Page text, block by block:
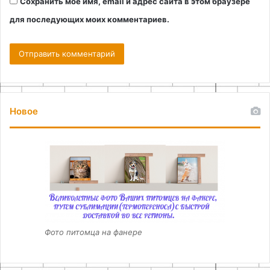
для последующих моих комментариев.
Новое
Фото питомца на фанере